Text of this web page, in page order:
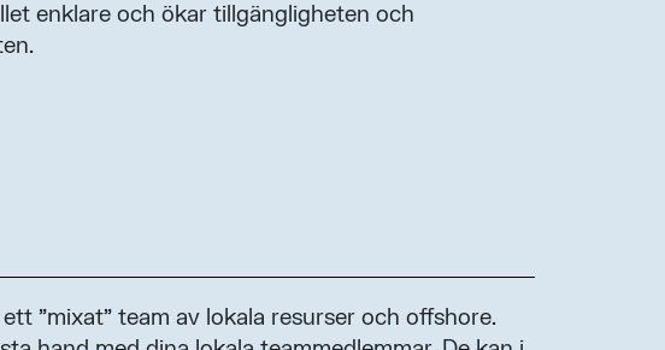
enklare och ökar tillgängligheten och
”mixat” team av lokala resurser och offshore.